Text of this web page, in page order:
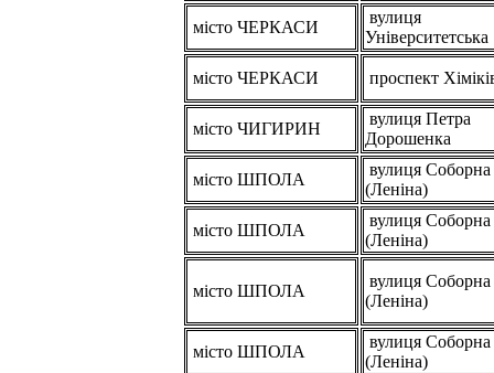
місто ЧЕРКАСИ
вулиця
Університетська
місто ЧЕРКАСИ проспект
місто ЧИГИРИН
вулиця Петра
Дорошенка
місто ШПОЛА
вулиця Соборна
(Леніна)
місто ШПОЛА
вулиця Соборна
(Леніна)
місто ШПОЛА
вулиця Соборна
(Леніна)
місто ШПОЛА
вулиця Соборна
(Леніна)